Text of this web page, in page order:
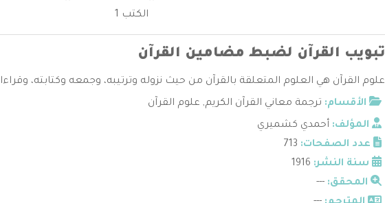
الكتب 1
تبويب القرآن لضبط مضامين القرآن
علوم القرآن هي العلوم المتعلقة بالقرآن من حيث نزوله وترتيبه، وجمعه وكتابته،
الأقسام: ترجمة معاني القرآن الكريم, علوم القرآن
المؤلف: أحمدي كشميري
عدد الصفحات:
سنة النشر:
المحقق: ---